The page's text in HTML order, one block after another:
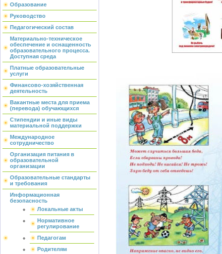
Образование
Руководство
Педагогический состав
Материально-техническое
обеспечение и оснащенность
образовательного процесса.
Доступная среда
Платные образовательные
услуги
Финансово-хозяйственная
деятельность
Вакантные места для приема
(перевода) обучающихся
Стипендии и иные виды
материальной поддержки
Международное
сотрудничество
Организация питания в
образовательной
организации
Образовательные стандарты
и требования
Информационная
безопасность
Локальные акты
Нормативное
регулирование
Педагогам
Родителям